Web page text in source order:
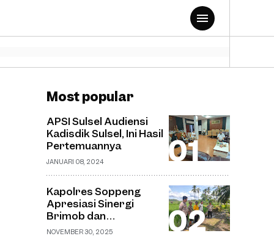
Most popular
APSI Sulsel Audiensi
Kadisdik Sulsel, Ini Hasil
Pertemuannya
JANUARI 08, 2024
Kapolres Soppeng
Apresiasi Sinergi
Brimob dan
Bhabinkamtibmas
NOVEMBER 30, 2025